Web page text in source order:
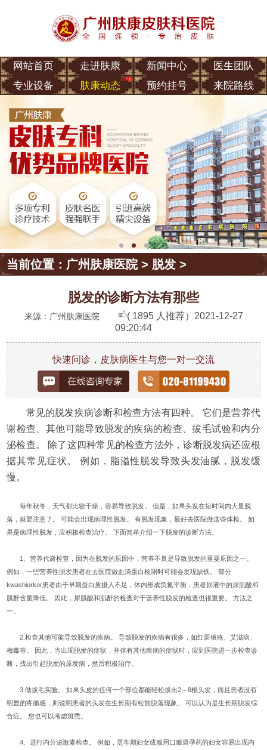
网站首页 走进肤康 新闻中心
医生团队
专业设备
肤康动态 预约挂号 来院路线
当前位置： 广州肤康医院> 脱发 >
脱发的诊断方法有那些
来源：广州肤康医院 ( 1895 人推荐） 2021-12-27
09:20:44
快速问诊，皮肤病医生与您一对一交流
常见的脱发疾病诊断和检查方法有四种。 它们是营养代
谢检查、其他可能导致脱发的疾病的检查、拔毛试验和内分
泌检查。 除了这四种常见的检查方法外，诊断脱发病还应根
据其常见症状。 例如，脂溢性脱发导致头发油腻，脱发缓
慢。
每年秋冬，天气都比较干燥，容易导致脱发。 但是，如果头发在短时间内大量脱
落，就要注意了。 可能会出现病理性脱发。 有脱发现象，最好去医院做这些体检。 如
果是病理性脱发，应积极检查治疗。 下面简单介绍一下脱发的诊断方法。
1、营养代谢检查，因为在脱发的原因中，营养不良是导致脱发的重要原因之一。
例如，一些营养性脱发患者在去医院做血清蛋白检测时可能会发现缺铁。 部分
kwashiorkor患者由于早期蛋白质摄入不足，体内形成负氮平衡，患者尿液中的尿肌酸和
肌酐含量降低。 因此，尿肌酸和肌酐的检查对于营养性脱发的检查也很重要。 方法之
一。
2.检查其他可能导致脱发的疾病。 导致脱发的疾病有很多，如红斑狼疮、艾滋病、
梅毒等。 因此，当出现脱发的症状，并伴有其他疾病的症状时，应到医院进一步检查诊
断，找出引起脱发的原发病，然后积极治疗。
3.做拔毛实验。 如果头皮的任何一个部位都能轻松拔出2～8根头发，而且患者没有
明显的疼痛感，则说明患者的头发在生长期有松散脱落现象。 可以认为是生长期脱发综
合症。 您也可以考虑斑秃。
4、进行内分泌激素检查。 例如，更年期妇女或服用口服避孕药的妇女容易出现内